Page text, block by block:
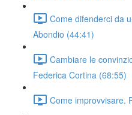
Come difenderci da
Abondio (44:41)
Cambiare le
Federica Cortina (68:55)
Come improvvisare.